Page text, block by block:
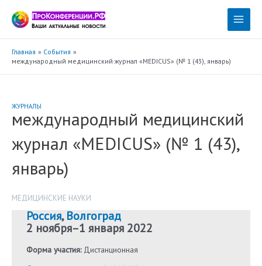
содержимому
Main
Главная
События
международный медицинский журнал «MEDICUS» (№ 1 (43), январь)
ЖУРНАЛЫ
международный медицинский
журнал «MEDICUS» (№ 1 (43),
январь)
МЕДИЦИНСКИЕ НАУКИ
Россия,Волгоград
2 ноября–1 января 2022
Форма участия:Дистанционная